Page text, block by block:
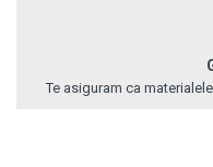
Te asiguram ca